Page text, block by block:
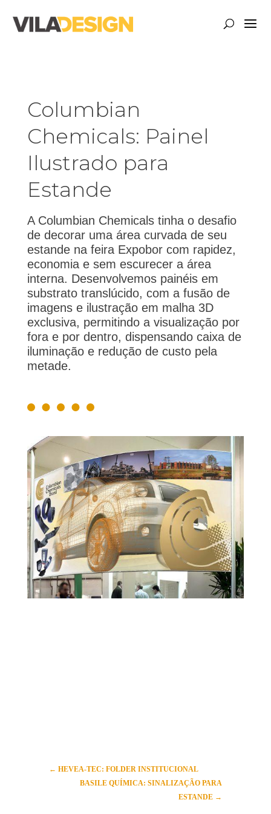
Columbian
Chemicals: Painel
Ilustrado para
Estande
A Columbian Chemicals tinha o desafio
de decorar uma área curvada de seu
estande na feira Expobor com rapidez,
economia e sem escurecer a área
interna. Desenvolvemos painéis em
substrato translúcido, com a fusão de
imagens e ilustração em malha 3D
exclusiva, permitindo a visualização por
fora e por dentro, dispensando caixa de
iluminação e redução de custo pela
metade.
← HEVEA-TEC: FOLDER INSTITUCIONAL
BASILE QUÍMICA: SINALIZAÇÃO PARA
ESTANDE →